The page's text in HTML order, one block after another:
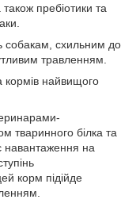
пребіотики та
собакам, схильним до
травленням.
кормів найвищого
тваринного білка та
навантаження на
корм підійде